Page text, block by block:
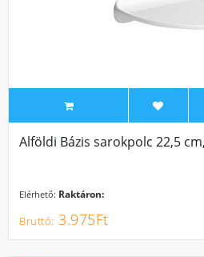
Alföldi Bázis sarokpolc 22,5
Elérhető: Raktáron:
3.975Ft